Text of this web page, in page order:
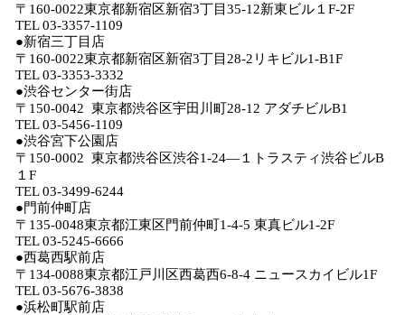
〒160-0022東京都新宿区新宿3丁目35-12新東ビル１F-2F
TEL 03-3357-1109
●新宿三丁目店
〒160-0022東京都新宿区新宿3丁目28-2リキビル1-B1F
TEL 03-3353-3332
●渋谷センター街店
〒150-0042 東京都渋谷区宇田川町28-12 アダチビルB1
TEL 03-5456-1109
●渋谷宮下公園店
〒150-0002 東京都渋谷区渋谷1-24―１トラスティ渋谷ビルB
１F
TEL 03-3499-6244
●門前仲町店
〒135-0048東京都江東区門前仲町1-4-5 東真ビル1-2F
TEL 03-5245-6666
●西葛西駅前店
〒134-0088東京都江戸川区西葛西6-8-4 ニュースカイビル1F
TEL 03-5676-3838
●浜松町駅前店